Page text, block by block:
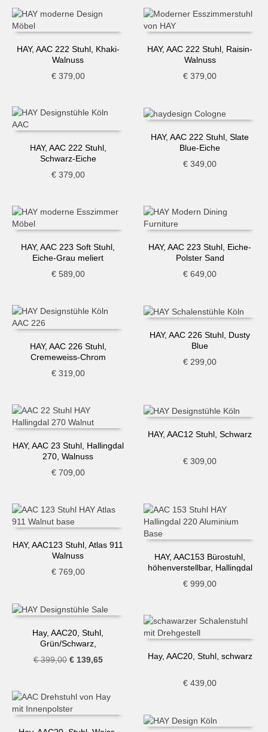
HAY, AAC 222 Stuhl, Khaki-
Walnuss
€379,00
HAY, AAC 222 Stuhl, Raisin-
Walnuss
€ 379,00
HAY, AAC 222 Stuhl,
Schwarz-Eiche
€379,00
HAY, AAC 222 Stuhl, Slate
Blue-Eiche
€ 349,00
HAY, AAC 223 Soft Stuhl,
Eiche-Grau meliert
€589,00
HAY, AAC 223 Stuhl, Eiche-
Polster Sand
€ 649,00
HAY, AAC 226 Stuhl,
Cremeweiss-Chrom
€319,00
HAY, AAC 226 Stuhl, Dusty
Blue
€ 299,00
HAY, AAC 23 Stuhl, Hallingdal
270, Walnuss
€709,00
HAY, AAC12 Stuhl, Schwarz
€ 309,00
HAY, AAC123 Stuhl, Atlas 911
Walnuss
€769,00
HAY, AAC153 Bürostuhl,
höhenverstellbar, Hallingdal
€ 999,00
Hay, AAC20, Stuhl,
Grün/Schwarz,
€399,00 Ursprünglicher
€ 399,00
€139,65Aktueller
€ 139,65.
Hay, AAC20, Stuhl, schwarz
€ 439,00